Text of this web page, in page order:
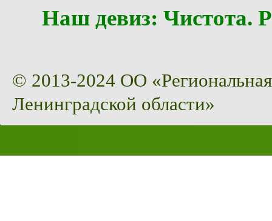
Наш девиз:
© 2013-2024 ОО
Ленинградской области»